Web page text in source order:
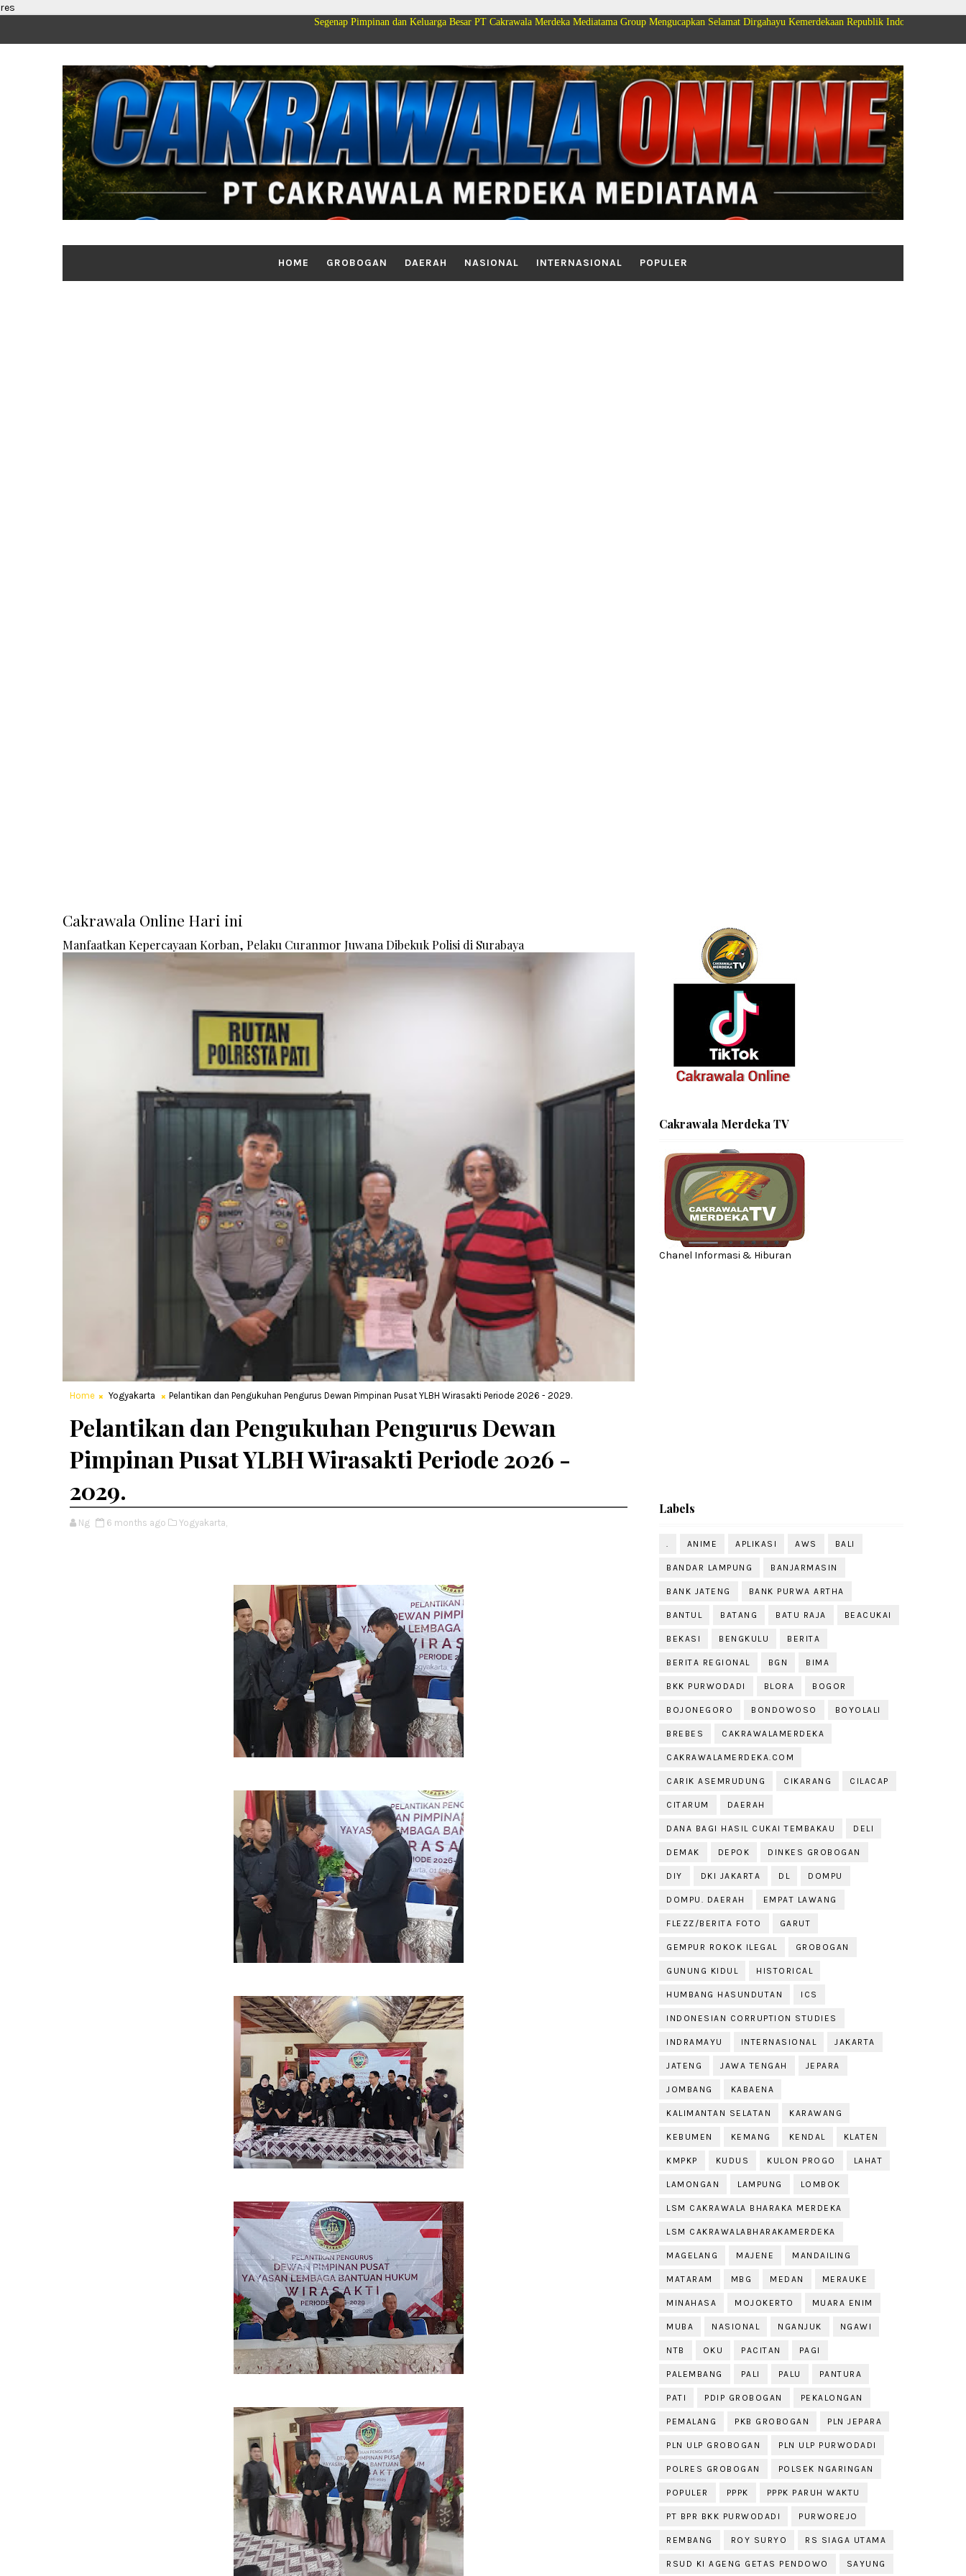
res
Segenap Pimpinan dan Keluarga Besar PT Cakrawala Merdeka Mediatama Group Mengucapkan Selamat Dirgahayu Kemerdekaan Republik Indonesia ke 81
HOME GROBOGAN DAERAH NASIONAL INTERNASIONAL POPULER
Cakrawala Online Hari ini
Manfaatkan Kepercayaan Korban, Pelaku Curanmor Juwana Dibekuk Polisi di Surabaya
Home Yogyakarta Pelantikan dan Pengukuhan Pengurus Dewan Pimpinan Pusat YLBH Wirasakti Periode 2026 - 2029.
Pelantikan dan Pengukuhan Pengurus Dewan
Pimpinan Pusat YLBH Wirasakti Periode 2026 -
2029.
Ng 6 months ago Yogyakarta,
Cakrawala Merdeka TV
Chanel Informasi & Hiburan
Labels
. ANIME APLIKASI AWS BALI
BANDAR LAMPUNG BANJARMASIN
BANK JATENG BANK PURWA ARTHA
BANTUL BATANG BATU RAJA BEACUKAI
BEKASI BENGKULU BERITA
BERITA REGIONAL BGN BIMA
BKK PURWODADI BLORA BOGOR
BOJONEGORO BONDOWOSO BOYOLALI
BREBES CAKRAWALAMERDEKA
CAKRAWALAMERDEKA.COM
CARIK ASEMRUDUNG CIKARANG CILACAP
CITARUM DAERAH
DANA BAGI HASIL CUKAI TEMBAKAU DELI
DEMAK DEPOK DINKES GROBOGAN
DIY DKI JAKARTA DL DOMPU
DOMPU. DAERAH EMPAT LAWANG
FLEZZ/BERITA FOTO GARUT
GEMPUR ROKOK ILEGAL GROBOGAN
GUNUNG KIDUL HISTORICAL
HUMBANG HASUNDUTAN ICS
INDONESIAN CORRUPTION STUDIES
INDRAMAYU INTERNASIONAL JAKARTA
JATENG JAWA TENGAH JEPARA
JOMBANG KABAENA
KALIMANTAN SELATAN KARAWANG
KEBUMEN KEMANG KENDAL KLATEN
KMPKP KUDUS KULON PROGO LAHAT
LAMONGAN LAMPUNG LOMBOK
LSM CAKRAWALA BHARAKA MERDEKA
LSM CAKRAWALABHARAKAMERDEKA
MAGELANG MAJENE MANDAILING
MATARAM MBG MEDAN MERAUKE
MINAHASA MOJOKERTO MUARA ENIM
MUBA NASIONAL NGANJUK NGAWI
NTB OKU PACITAN PAGI
PALEMBANG PALI PALU PANTURA
PATI PDIP GROBOGAN PEKALONGAN
PEMALANG PKB GROBOGAN PLN JEPARA
PLN ULP GROBOGAN PLN ULP PURWODADI
POLRES GROBOGAN POLSEK NGARINGAN
POPULER PPPK PPPK PARUH WAKTU
PT BPR BKK PURWODADI PURWOREJO
REMBANG ROY SURYO RS SIAGA UTAMA
RSUD KI AGENG GETAS PENDOWO SAYUNG